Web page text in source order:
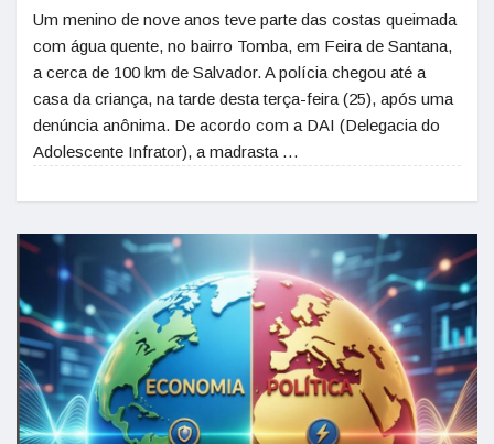
Um menino de nove anos teve parte das costas queimada
com água quente, no bairro Tomba, em Feira de Santana,
a cerca de 100 km de Salvador. A polícia chegou até a
casa da criança, na tarde desta terça-feira (25), após uma
denúncia anônima. De acordo com a DAI (Delegacia do
Adolescente Infrator), a madrasta …